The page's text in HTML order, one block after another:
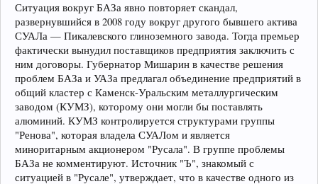
Ситуация вокруг БАЗа явно повторяет скандал,
развернувшийся в 2008 году вокруг другого бывшего актива
СУАЛа — Пикалевского глиноземного завода. Тогда премьер
фактически вынудил поставщиков предприятия заключить с
ним договоры. Губернатор Мишарин в качестве решения
проблем БАЗа и УАЗа предлагал объединение предприятий в
общий кластер с Каменск-Уральским металлургическим
заводом (КУМЗ), которому они могли бы поставлять
алюминий. КУМЗ контролируется структурами группы
"Ренова", которая владела СУАЛом и является
миноритарным акционером "Русала". В группе проблемы
БАЗа не комментируют. Источник "Ъ", знакомый с
ситуацией в "Русале", утверждает, что в качестве одного из